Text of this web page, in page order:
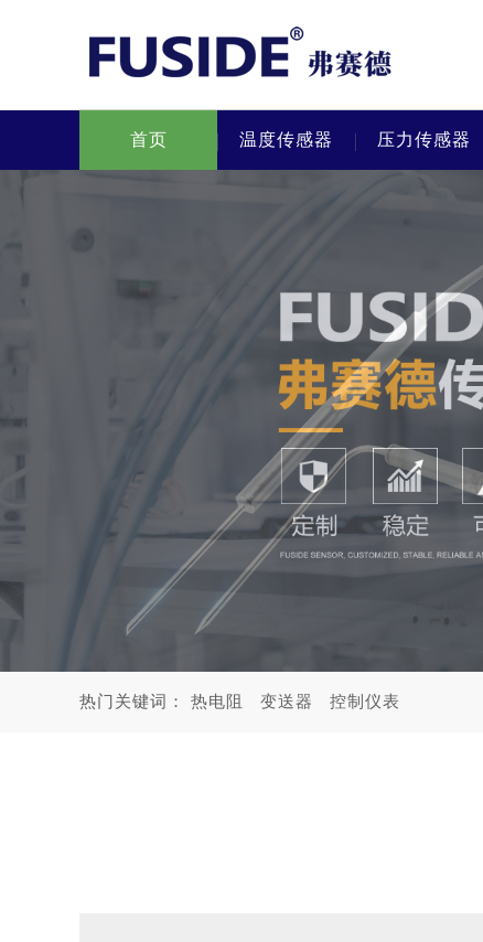
首页 温度传感器 压力传感器
热门关键词： 热电阻 变送器 控制仪表